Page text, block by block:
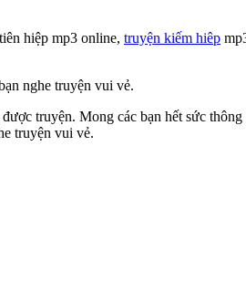
hiệp mp3 online, truyện kiếm hiêp
nghe truyện vui vẻ.
truyện. Mong các bạn hết sức
truyện vui vẻ.